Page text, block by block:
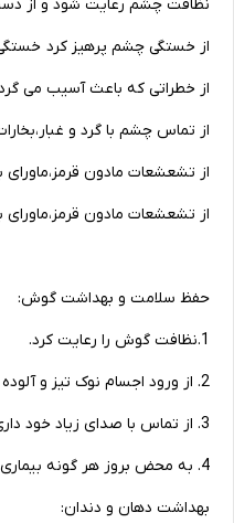
نظافت چشم رعایت شود و از
از خستگی چشم پرهیز کرد خستگی
از خطراتی که باعث آسیب می
از تماس چشم با گرد و
از تشعشعات مادون
از تشعشعات مادون
حفظ سلامت و بهداشت گوش:
1.نظافت گوش را رعایت کرد.
2. از ورود اجسام نوک تیز و آلوده به گوش جلوگیری کرد.
3. از تماس با صدای زیاد خود داری کرد.
4. به محض بروز هر گونه بیماری و اشکال و اختلال د رشنوایی و تعادل بدن به پزشک مرجعه نمود.
بهداشت دهان و دندان: